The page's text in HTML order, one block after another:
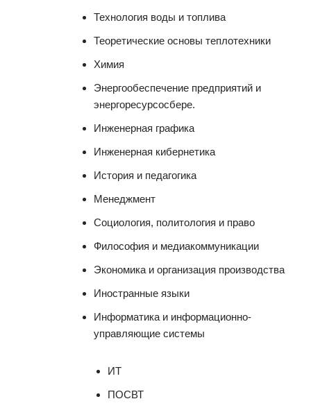
Технология воды и топлива
Теоретические основы теплотехники
Химия
Энергообеспечение предприятий и
энергоресурсосбере.
Инженерная графика
Инженерная кибернетика
История и педагогика
Менеджмент
Социология, политология и право
Философия и медиакоммуникации
Экономика и организация производства
Иностранные языки
Информатика и информационно-
управляющие системы
ИТ
ПОСВТ